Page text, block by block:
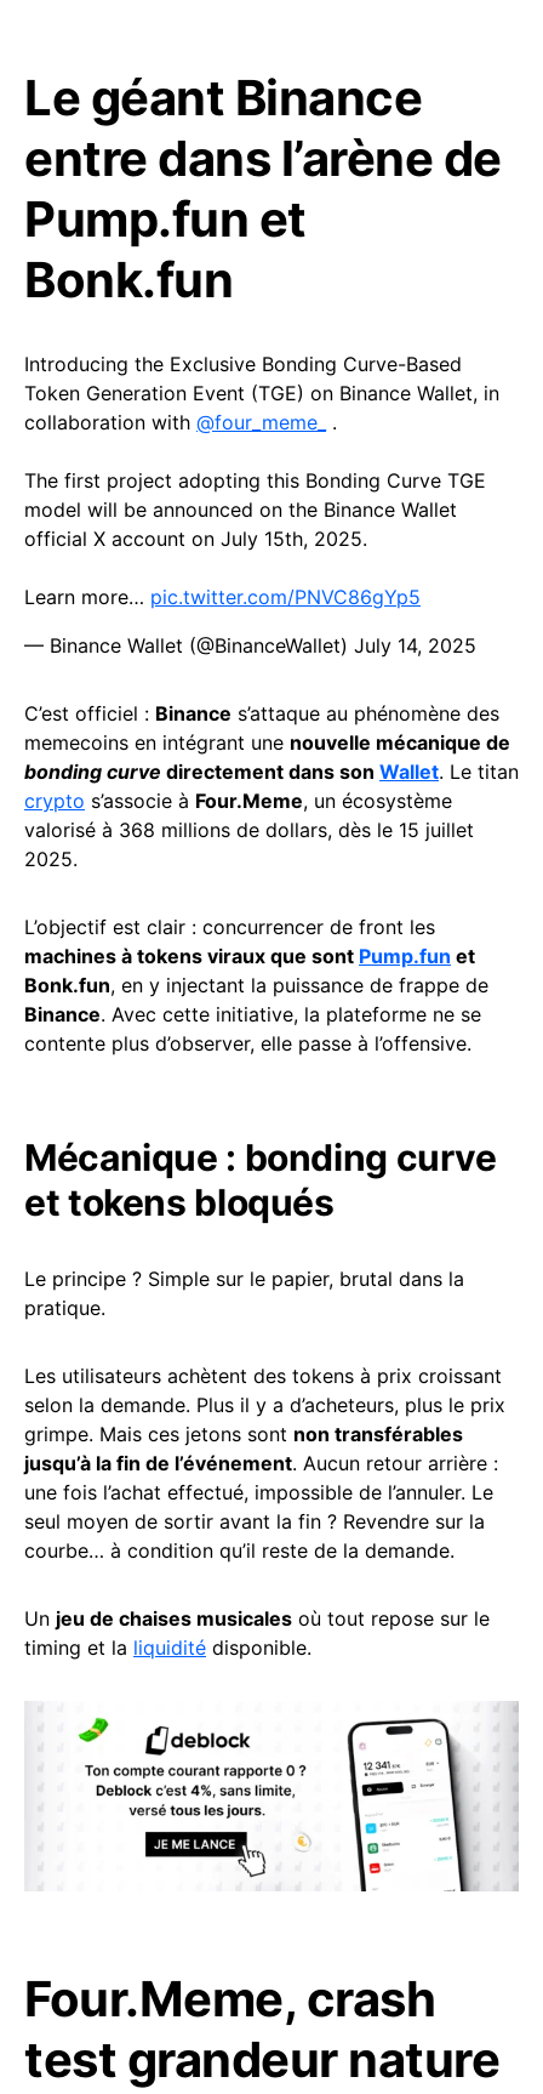
Le géant Binance
entre dans l’arène de
Pump.fun et
Bonk.fun
Introducing the Exclusive Bonding Curve-Based
Token Generation Event (TGE) on Binance Wallet, in
collaboration with @four_meme_ .
The first project adopting this Bonding Curve TGE
model will be announced on the Binance Wallet
official X account on July 15th, 2025.
Learn more… pic.twitter.com/PNVC86gYp5
— Binance Wallet (@BinanceWallet) July 14, 2025
C’est officiel : Binance s’attaque au phénomène des
memecoins en intégrant une nouvelle mécanique de
bonding curve directement dans son Wallet. Le titan
crypto s’associe à Four.Meme, un écosystème
valorisé à 368 millions de dollars, dès le 15 juillet
2025.
L’objectif est clair : concurrencer de front les
machines à tokens viraux que sont Pump.fun et
Bonk.fun, en y injectant la puissance de frappe de
Binance. Avec cette initiative, la plateforme ne se
contente plus d’observer, elle passe à l’offensive.
Mécanique : bonding curve
et tokens bloqués
Le principe ? Simple sur le papier, brutal dans la
pratique.
Les utilisateurs achètent des tokens à prix croissant
selon la demande. Plus il y a d’acheteurs, plus le prix
grimpe. Mais ces jetons sont non transférables
jusqu’à la fin de l’événement. Aucun retour arrière :
une fois l’achat effectué, impossible de l’annuler. Le
seul moyen de sortir avant la fin ? Revendre sur la
courbe… à condition qu’il reste de la demande.
Un jeu de chaises musicales où tout repose sur le
timing et la liquidité disponible.
Four.Meme, crash
test grandeur nature